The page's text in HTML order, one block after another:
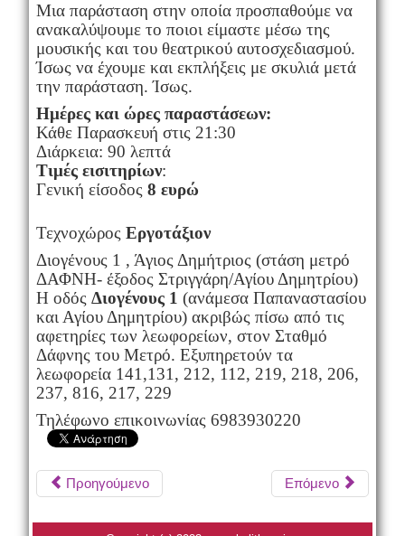
Μια παράσταση στην οποία προσπαθούμε να
ανακαλύψουμε το ποιοι είμαστε μέσω της
μουσικής και του θεατρικού αυτοσχεδιασμού.
Ίσως να έχουμε και εκπλήξεις με σκυλιά μετά
την παράσταση. Ίσως.
Ημέρες και ώρες παραστάσεων:
Κάθε Παρασκευή στις 21:30
Διάρκεια: 90 λεπτά
Τιμές εισιτηρίων:
Γενική είσοδος 8 ευρώ
Τεχνοχώρος Εργοτάξιον
Διογένους 1 , Άγιος Δημήτριος (στάση μετρό
ΔΑΦΝΗ- έξοδος Στριγγάρη/Αγίου Δημητρίου)
Η οδός Διογένους 1 (ανάμεσα Παπαναστασίου
και Αγίου Δημητρίου) ακριβώς πίσω από τις
αφετηρίες των λεωφορείων, στον Σταθμό
Δάφνης του Μετρό. Εξυπηρετούν τα
λεωφορεία 141,131, 212, 112, 219, 218, 206,
237, 816, 217, 229
Τηλέφωνο επικοινωνίας 6983930220
Προηγούμενο Επόμενο